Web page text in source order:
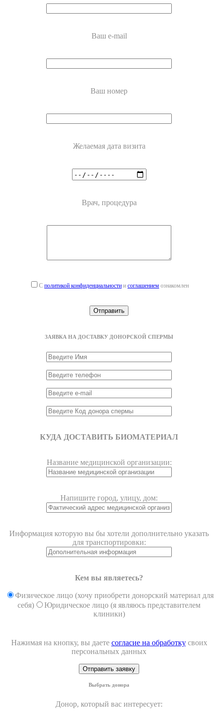
Ваш e-mail
Ваш номер
Желаемая дата визита
Врач, процедура
С политикой конфиденциальности и соглашением ознакомлен
ЗАЯВКА НА ДОСТАВКУ ДОНОРСКОЙ СПЕРМЫ
КУДА ДОСТАВИТЬ БИОМАТЕРИАЛ
Название медицинской организации:
Напишите город, улицу, дом:
Информация которую вы бы хотели дополнительно указать
для транспортировки:
Кем вы являетесь?
Физическое лицо (хочу приобрети донорский материал для
себя)
Юридическое лицо (я являюсь представителем
клиники)
Нажимая на кнопку, вы даете согласие на обработкусвоих
персональных данных
Выбрать донора
Донор, который вас интересует: